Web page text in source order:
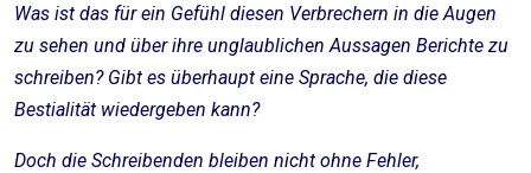
Was ist das für ein Gefühl diesen Verbrechern in die Augen
zu sehen und über ihre unglaublichen Aussagen Berichte zu
schreiben? Gibt es überhaupt eine Sprache, die diese
Bestialität wiedergeben kann?
Doch die Schreibenden bleiben nicht ohne Fehler,